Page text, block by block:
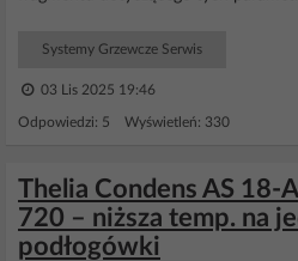
Systemy Grzewcze Serwis
03 Lis 2025 19:46
Odpowiedzi: 5 Wyświetleń: 330
Thelia Condens AS 18-
720 – niższa temp. na
podłogówki